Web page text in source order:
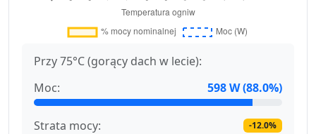
Przy 75°C (gorący dach w lecie):
Moc:
598 W (88.0%)
Strata mocy: -12.0%